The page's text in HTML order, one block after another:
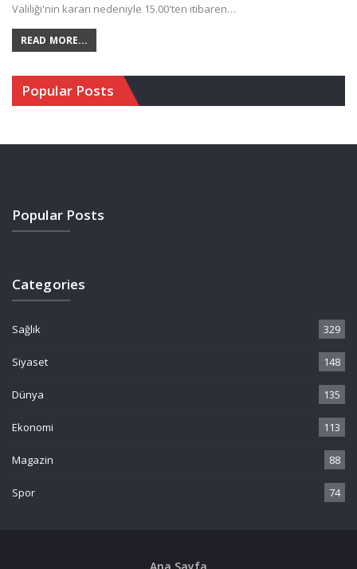
Valiliği'nin kararı nedeniyle 15.00'ten itibaren…
READ MORE...
Popular Posts
Popular Posts
Categories
Sağlık 329
Siyaset 148
Dünya 135
Ekonomi 113
Magazin 88
Spor 74
Ana Sayfa